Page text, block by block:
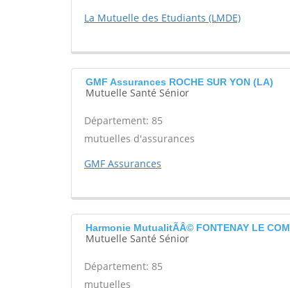
La Mutuelle des Etudiants (LMDE)
GMF Assurances ROCHE SUR YON (LA)
Mutuelle Santé Sénior
Département: 85
mutuelles d'assurances
GMF Assurances
Harmonie MutualitÃÂ© FONTENAY LE
Mutuelle Santé Sénior
Département: 85
mutuelles